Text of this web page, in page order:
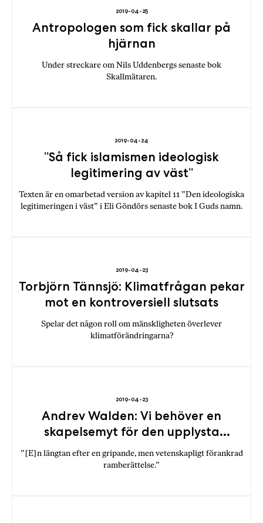
2019-04-25
Antropologen som fick skallar på
hjärnan
Under streckare om Nils Uddenbergs senaste bok
Skallmätaren.
2019-04-24
”Så fick islamismen ideologisk
legitimering av väst”
Texten är en omarbetad version av kapitel 11 ”Den ideologiska
legitimeringen i väst” i Eli Göndörs senaste bok I Guds namn.
2019-04-23
Torbjörn Tännsjö: Klimatfrågan pekar
mot en kontroversiell slutsats
Spelar det någon roll om mänskligheten överlever
klimatförändringarna?
2019-04-23
Andrev Walden: Vi behöver en
skapelsemyt för den upplysta
människan
”[E]n längtan efter en gripande, men vetenskapligt förankrad
ramberättelse.”